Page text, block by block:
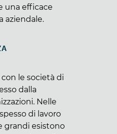
una efficace
aziendale.
le società di
dalla
Nelle
di lavoro
grandi esistono